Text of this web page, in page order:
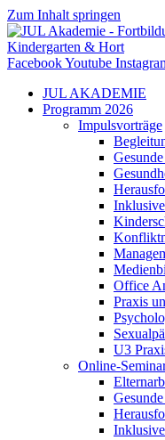
Zum Inhalt springen
FacebookYoutube
JUL AKADEMIE
Programm 2026
Impulsvorträge
Office
Praxis
U3
Online-